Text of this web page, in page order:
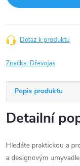
Dotaz k produktu
Značka: Dřevojas
Popis produktu
Detailní
Hledáte praktickou a
a designovým